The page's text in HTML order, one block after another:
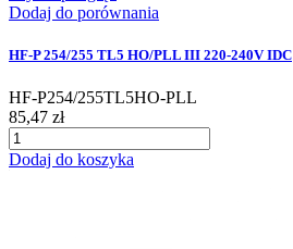
Dodaj do porównania
HF-P 254/255 TL5 HO/PLL III 220-240V IDC
HF-P254/255TL5HO-PLL
85,47 zł
Dodaj do koszyka